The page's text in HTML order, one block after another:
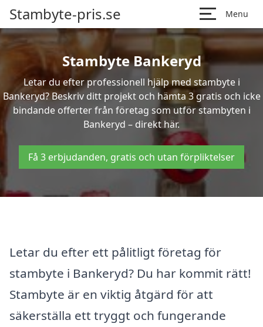
Stambyte-pris.se Menu
Stambyte Bankeryd
Letar du efter professionell hjälp med stambyte i
Bankeryd? Beskriv ditt projekt och hämta 3 gratis och icke
bindande offerter från företag som utför stambyten i
Bankeryd – direkt här.
Få 3 erbjudanden, gratis och utan förpliktelser
Letar du efter ett pålitligt företag för
stambyte i Bankeryd? Du har kommit rätt!
Stambyte är en viktig åtgärd för att
säkerställa ett tryggt och fungerande